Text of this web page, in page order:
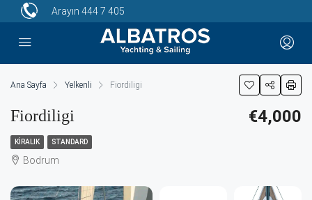
Arayın 444 7 405
Ana Sayfa Yelkenli Fiordiligi
Fiordiligi €4,000
KIRALIK STANDARD
Bodrum